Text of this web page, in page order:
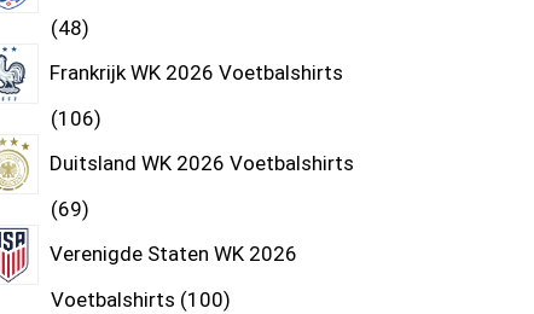
48
Frankrijk WK 2026 Voetbalshirts
106
Duitsland WK 2026 Voetbalshirts
69
Verenigde Staten WK 2026
Voetbalshirts 100